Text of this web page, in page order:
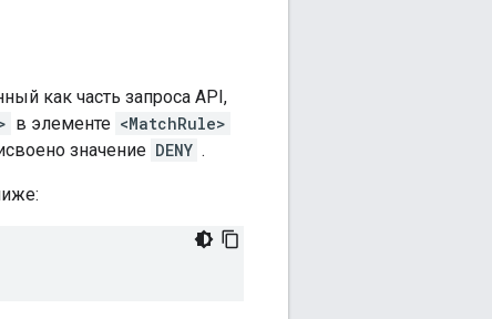
как часть запроса API,
в элементе <MatchRule>
значение DENY .